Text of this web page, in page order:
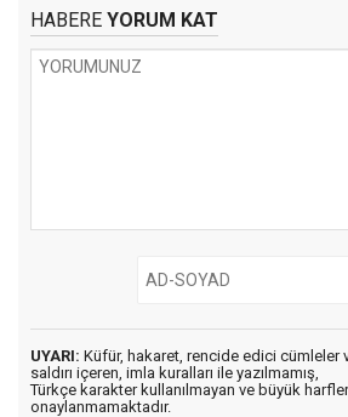
HABERE YORUM KAT
UYARI: Küfür, hakaret, rencide edici cümleler
saldırı içeren, imla kuralları ile yazılmamış,
Türkçe karakter kullanılmayan ve büyük
onaylanmamaktadır.